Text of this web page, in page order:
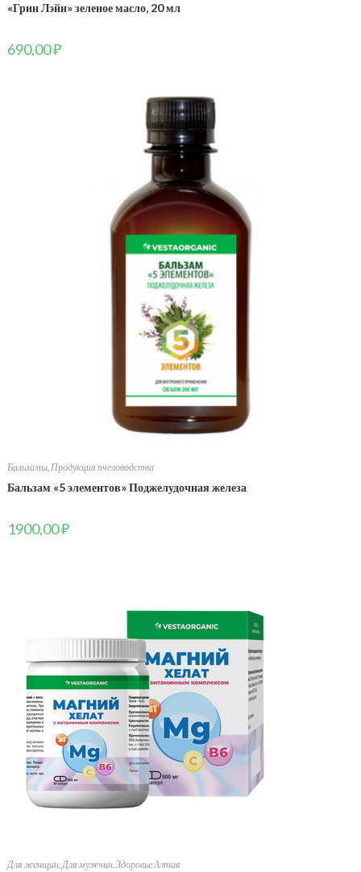
«Грин Лэйн» зеленое масло, 20 мл
690,00₽
Бальзамы Продукция пчеловодства
Бальзам «5 элементов» Поджелудочная железа
1900,00₽
Для женщин,Для мужчин,Здоровье Алтая